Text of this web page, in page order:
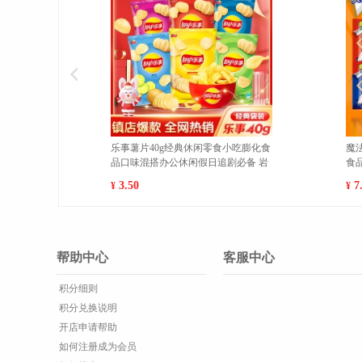
干脆面袋装20g/袋休闲膨化零
吃充饥即食方便面 巴西烤肉10
海南黄肉菠萝蜜新鲜水果当季现摘
厚多汁 热卖 10-14斤
帮助中心
积分细则
积分兑换说明
开店申请帮助
如何注册成为会员
客服中心